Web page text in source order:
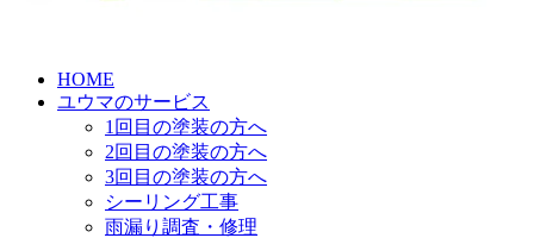
HOME
ユウマのサービス
1回目の塗装の方へ
2回目の塗装の方へ
3回目の塗装の方へ
シーリング工事
雨漏り調査・修理